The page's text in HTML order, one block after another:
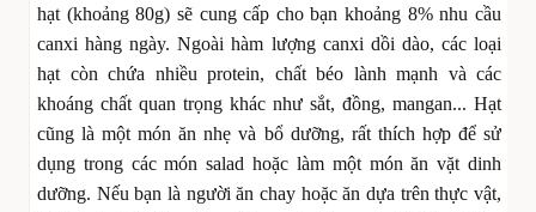
hạt (khoảng 80g) sẽ cung cấp cho bạn khoảng 8% nhu cầu
canxi hàng ngày. Ngoài hàm lượng canxi dồi dào, các loại
hạt còn chứa nhiều protein, chất béo lành mạnh và các
khoáng chất quan trọng khác như sắt, đồng, mangan... Hạt
cũng là một món ăn nhẹ và bổ dưỡng, rất thích hợp để sử
dụng trong các món salad hoặc làm một món ăn vặt dinh
dưỡng. Nếu bạn là người ăn chay hoặc ăn dựa trên thực vật,